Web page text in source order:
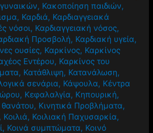
, Κακοποίηση παιδιών,
, Καρδιά, Καρδιαγγειακά
νόσοι, Καρδιαγγειακή νόσος,
Προσβολή, Καρδιακή υγεία,
ουσίες, Καρκίνος, Καρκίνος
Εντέρου, Καρκίνος του
, Κατάθλιψη, Κατανάλωση,
σενάρια, Κάψουλα, Κέντρα
, Κεφαλαλγία, Κηπουρική,
θανάτου, Κινητικά Προβλήματα,
, Κοιλιά, Κοιλιακή Παχυσαρκία,
, Κοινά συμπτώματα, Κοινό